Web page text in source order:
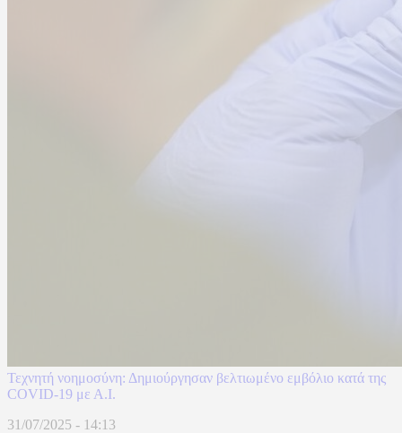
Τεχνητή νοημοσύνη: Δημιούργησαν βελτιωμένο εμβόλιο κατά της
COVID-19 με Α.Ι.
31/07/2025 - 14:13